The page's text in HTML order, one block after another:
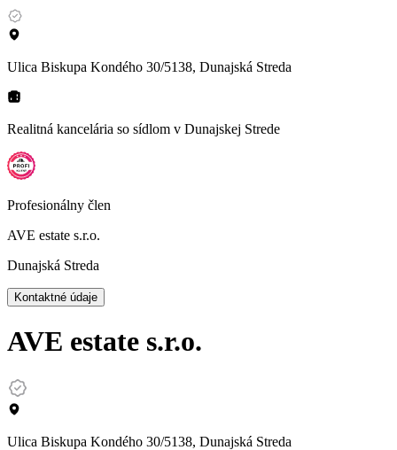
Ulica Biskupa Kondého 30/5138, Dunajská Streda
Realitná kancelária so sídlom v Dunajskej Strede
Profesionálny člen
AVE estate s.r.o.
Dunajská Streda
Kontaktné údaje
AVE estate s.r.o.
Ulica Biskupa Kondého 30/5138, Dunajská Streda